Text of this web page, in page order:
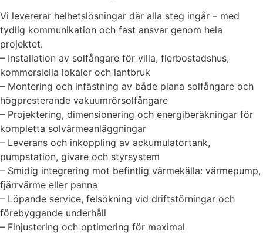
Vi levererar helhetslösningar där alla steg ingår – med
tydlig kommunikation och fast ansvar genom hela
projektet.
– Installation av solfångare för villa, flerbostadshus,
kommersiella lokaler och lantbruk
– Montering och infästning av både plana solfångare och
högpresterande vakuumrörsolfångare
– Projektering, dimensionering och energiberäkningar för
kompletta solvärmeanläggningar
– Leverans och inkoppling av ackumulatortank,
pumpstation, givare och styrsystem
– Smidig integrering mot befintlig värmekälla: värmepump,
fjärrvärme eller panna
– Löpande service, felsökning vid driftstörningar och
förebyggande underhåll
– Finjustering och optimering för maximal